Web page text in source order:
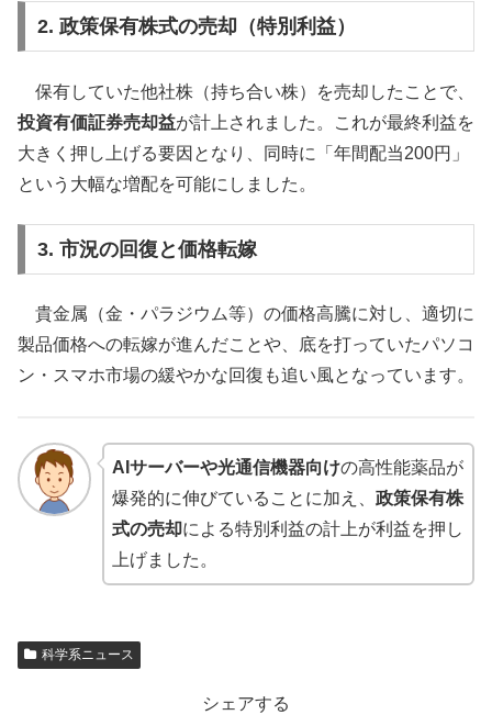
2. 政策保有株式の売却（特別利益）
保有していた他社株（持ち合い株）を売却したことで、
投資有価証券売却益が計上されました。これが最終利益を
大きく押し上げる要因となり、同時に「年間配当200円」
という大幅な増配を可能にしました。
3. 市況の回復と価格転嫁
貴金属（金・パラジウム等）の価格高騰に対し、適切に
製品価格への転嫁が進んだことや、底を打っていたパソコ
ン・スマホ市場の緩やかな回復も追い風となっています。
AIサーバーや光通信機器向けの高性能薬品が
爆発的に伸びていることに加え、 政策保有株
式の売却による特別利益の計上が利益を押し
上げました。
科学系ニュース
シェアする